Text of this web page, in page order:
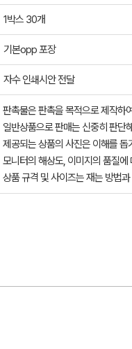
1박스 30개
기본opp 포장
자수 인쇄시안 전달
판촉물은 판촉을 목적으로 제작하
일반상품으로 판매는 신중히 판단
제공되는 상품의 사진은 이해를
모니터의 해상도, 이미지의 품질
상품 규격 및 사이즈는 재는 방법